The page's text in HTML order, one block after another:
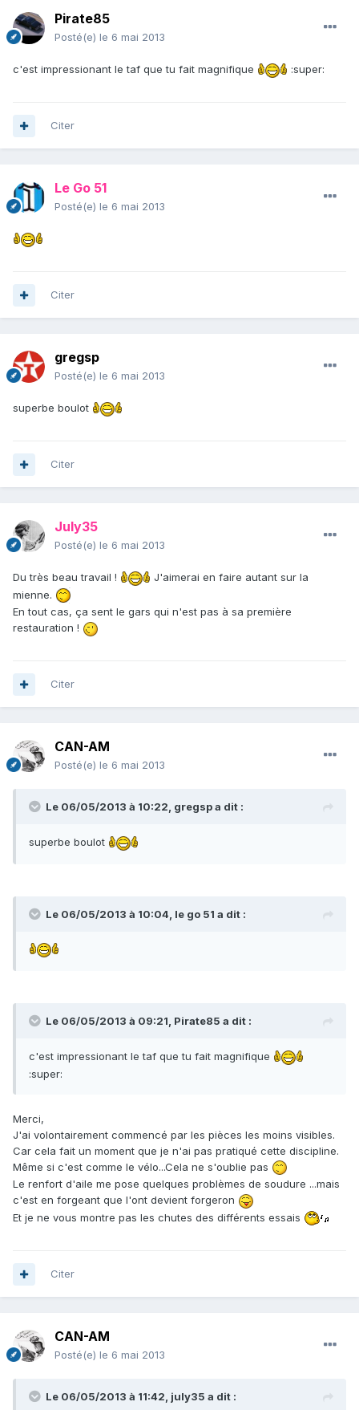
Pirate85
Posté(e) le 6 mai 2013
c'est impressionant le taf que tu fait magnifique :super:
Citer
Le Go 51
Posté(e) le 6 mai 2013
Citer
gregsp
Posté(e) le 6 mai 2013
superbe boulot
Citer
July35
Posté(e) le 6 mai 2013
Du très beau travail !
J'aimerai en faire autant sur la
mienne.
En tout cas, ça sent le gars qui n'est pas à sa première
restauration !
Citer
CAN-AM
Posté(e) le 6 mai 2013
Le 06/05/2013 à 10:22, gregsp a dit :
superbe boulot
Le 06/05/2013 à 10:04, le go 51 a dit :
Le 06/05/2013 à 09:21, Pirate85 a dit :
c'est impressionant le taf que tu fait magnifique
:super:
Merci,
J'ai volontairement commencé par les pièces les moins visibles.
Car cela fait un moment que je n'ai pas pratiqué cette discipline.
Même si c'est comme le vélo...Cela ne s'oublie pas
Le renfort d'aile me pose quelques problèmes de soudure ...mais
c'est en forgeant que l'ont devient forgeron
Et je ne vous montre pas les chutes des différents essais
Citer
CAN-AM
Posté(e) le 6 mai 2013
Le 06/05/2013 à 11:42, july35 a dit :